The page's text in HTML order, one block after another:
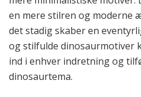
en mere stilren og moderne
det stadig skaber en
og stilfulde dinosaurmotiver
ind i enhver indretning og
dinosaurtema.